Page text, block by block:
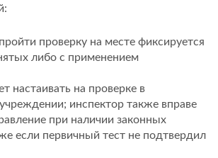
проверку на месте фиксируется
либо с применением
настаивать на проверке в
инспектор также вправе
при наличии законных
если первичный тест не подтвердил